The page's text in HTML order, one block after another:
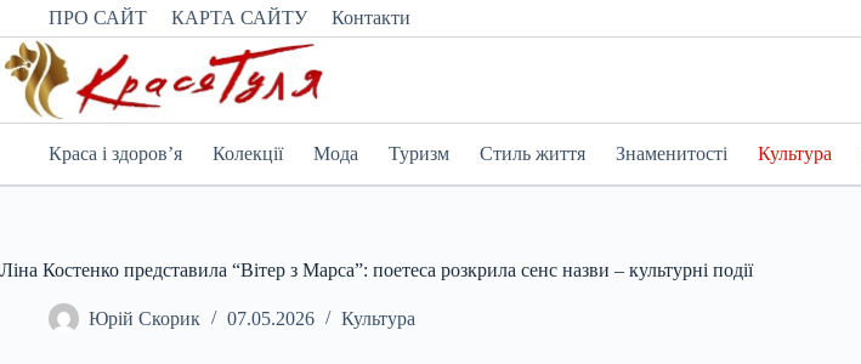
Перейти
вмісту
ПРО САЙТ КАРТА САЙТУ Контакти
Краса і здоров’я Колекції Мода Туризм Стиль життя Знаменитості Культура
Ліна Костенко представила “Вітер з Марса”: поетеса розкрила сенс назви – культурні події
Юрій Скорик 07.05.2026 Культура